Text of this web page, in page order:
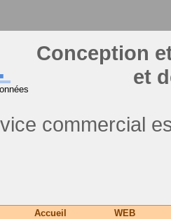
Conception
et
commercial
Accueil WEB